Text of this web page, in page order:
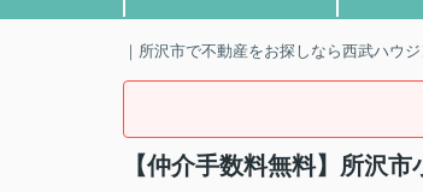
｜所沢市で不動産をお探しなら西武ハウ
【仲介手数料無料】所沢